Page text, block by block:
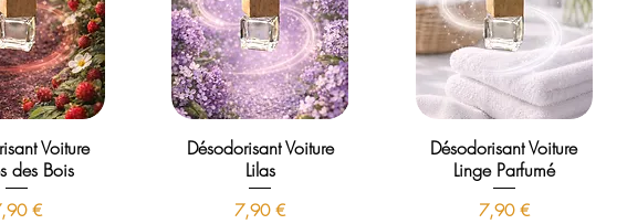
Voiture
des Bois
€
Désodorisant Voiture
Lilas
Prix
7,90 €
Désodorisant Voiture
Linge Parfumé
Prix
7,90 €